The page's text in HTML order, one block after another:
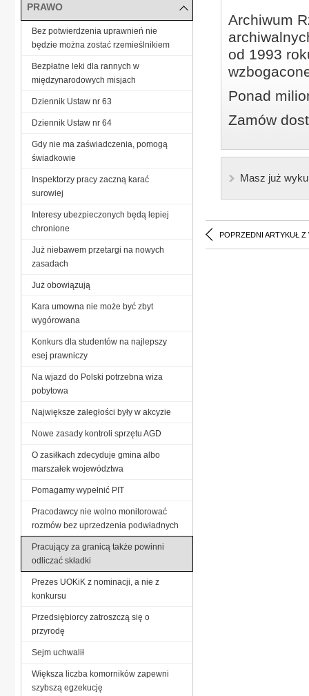
Archiwum
od 1993
Ponad
Zamów
Masz już
POPRZEDNI ARTYKUŁ Z
PRAWO
Bez potwierdzenia uprawnień nie
będzie można zostać rzemieślnikiem
Bezpłatne leki dla rannych w
międzynarodowych misjach
Dziennik Ustaw nr 63
Dziennik Ustaw nr 64
Gdy nie ma zaświadczenia, pomogą
świadkowie
Inspektorzy pracy zaczną karać
surowiej
Interesy ubezpieczonych będą lepiej
chronione
Już niebawem przetargi na nowych
zasadach
Już obowiązują
Kara umowna nie może być zbyt
wygórowana
Konkurs dla studentów na najlepszy
esej prawniczy
Na wjazd do Polski potrzebna wiza
pobytowa
Największe zaległości były w akcyzie
Nowe zasady kontroli sprzętu AGD
O zasiłkach zdecyduje gmina albo
marszałek województwa
Pomagamy wypełnić PIT
Pracodawcy nie wolno monitorować
rozmów bez uprzedzenia podwładnych
Pracujący za granicą także powinni
odliczać składki
Prezes UOKiK z nominacji, a nie z
konkursu
Przedsiębiorcy zatroszczą się o
przyrodę
Sejm uchwalił
Większa liczba komorników zapewni
szybszą egzekucję